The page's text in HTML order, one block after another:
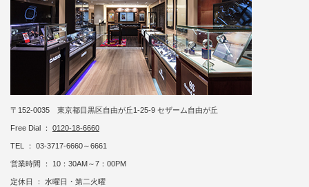
〒152-0035 東京都目黒区自由が丘1-25-9 セザーム自由が丘
Free Dial ： 0120-18-6660
TEL ： 03-3717-6660～6661
営業時間 ： 10：30AM～7：00PM
定休日 ： 水曜日・第二火曜